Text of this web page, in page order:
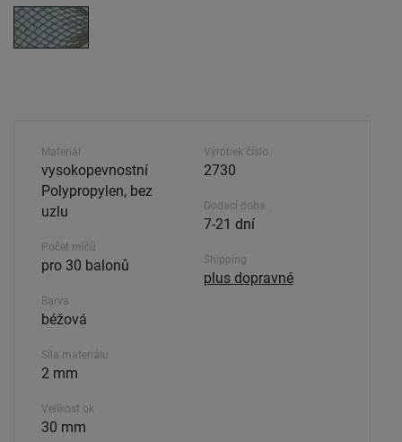
Materiál
vysokopevnostní
Polypropylen, bez
uzlu
Počet míčů
pro 30 balonů
Barva
béžová
Síla materiálu
2 mm
Velikost ok
30 mm
Výrobek číslo
2730
Dodací doba.
7-21 dní
Shipping
plus dopravné